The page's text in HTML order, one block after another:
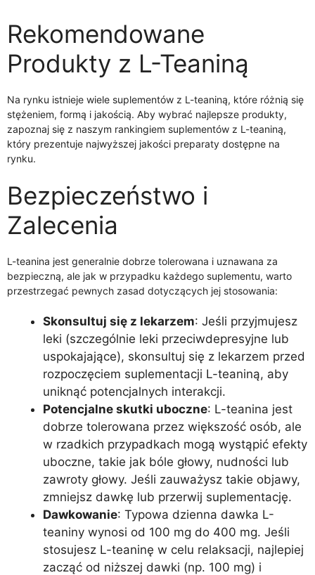
Rekomendowane
Produkty z L-Teaniną
Na rynku istnieje wiele suplementów z L-teaniną, które różnią się
stężeniem, formą i jakością. Aby wybrać najlepsze produkty,
zapoznaj się z naszym rankingiem suplementów z L-teaniną,
który prezentuje najwyższej jakości preparaty dostępne na
rynku.
Bezpieczeństwo i
Zalecenia
L-teanina jest generalnie dobrze tolerowana i uznawana za
bezpieczną, ale jak w przypadku każdego suplementu, warto
przestrzegać pewnych zasad dotyczących jej stosowania:
Skonsultuj się z lekarzem: Jeśli przyjmujesz
leki (szczególnie leki przeciwdepresyjne lub
uspokajające), skonsultuj się z lekarzem przed
rozpoczęciem suplementacji L-teaniną, aby
uniknąć potencjalnych interakcji.
Potencjalne skutki uboczne: L-teanina jest
dobrze tolerowana przez większość osób, ale
w rzadkich przypadkach mogą wystąpić efekty
uboczne, takie jak bóle głowy, nudności lub
zawroty głowy. Jeśli zauważysz takie objawy,
zmniejsz dawkę lub przerwij suplementację.
Dawkowanie: Typowa dzienna dawka L-
teaniny wynosi od 100 mg do 400 mg. Jeśli
stosujesz L-teaninę w celu relaksacji, najlepiej
zacząć od niższej dawki (np. 100 mg) i